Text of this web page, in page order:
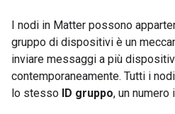
I nodi in Matter possono
gruppo di dispositivi è un
inviare messaggi a più
contemporaneamente. Tutti i
lo stesso ID gruppo, un numero